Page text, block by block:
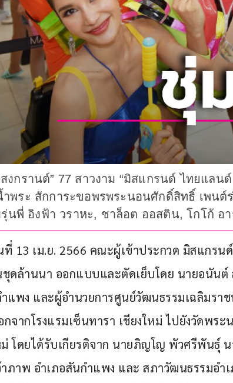
งกรานต์” 77 สาวงาม “มิสแกรนด์ ไทยแ
ำพระ สักการะขอพรพระนอนศักดิ์สิทธิ์ เพน
นพี่ อิงฟ้า วราหะ, ชาล็อต ออสติน, โกโก้
ที่ 13 เม.ย. 2566 คณะผู้เข้าประกวด มิสแกร
ชุดล้านนา ออกแบบและตัดเย็บโดย นายอนัน
แพง และผู้อำนวยการศูนย์วัฒนธรรมเฉลิมร
จากโรงแรมเซ็นทารา เชียงใหม่ ไปยังวัดพร
ม่ โดยได้รับเกียรติจาก นายภิญโญ พัวศรีพันธุ์
ภาพ อำเภอสันกำแพง และ สภาวัฒนธรรมอำ